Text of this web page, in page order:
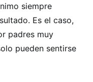
siempre
Es el caso,
padres muy
pueden sentirse